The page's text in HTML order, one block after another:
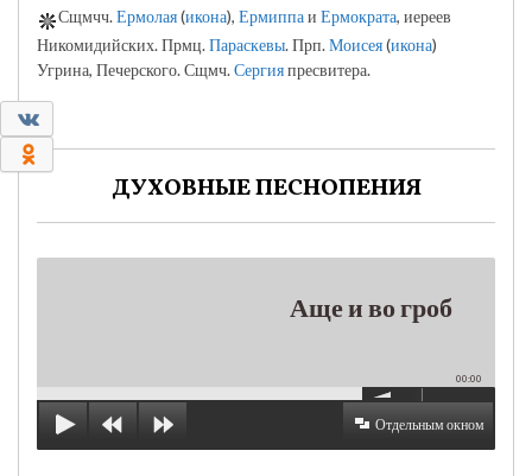
0
Сщмчч.Ермолая(икона), Ермиппаи Ермократа, иереев
Никомидийских. Прмц.Параскевы. Прп.Моисея(икона)
Угрина, Печерского. Сщмч.Сергияпресвитера.
ДУХОВНЫЕ ПЕСНОПЕНИЯ
Аще и во гроб
00:00
Отдельным окном